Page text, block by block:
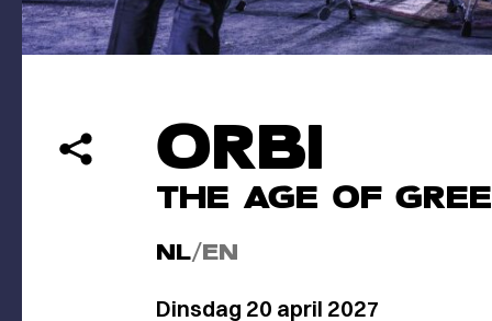
ORBI
THE AGE OF
NL/EN
Dinsdag 20 april 2027